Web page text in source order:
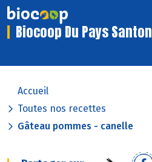
Biocoop Du Pays Santon
Accueil
Toutes nos recettes
Gâteau pommes - canelle